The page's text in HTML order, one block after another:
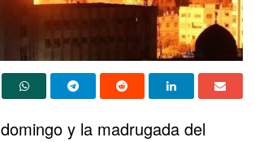
y la madrugada del